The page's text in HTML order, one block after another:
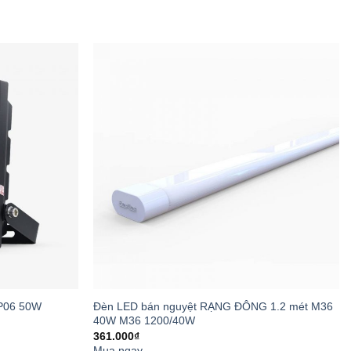
Trời CP01.SL 10W
trời Rạng Đông
phù hợp cho nhiều không
50W
Đèn LED bán nguyệt RẠNG ĐÔNG 1.2 mét M36
40W M36 1200/40W
361.000₫